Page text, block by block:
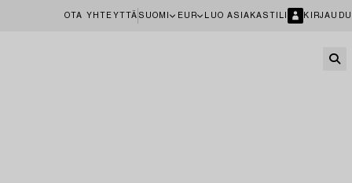
OTA YHTEYTTÄ SUOMI EUR LUO ASIAKASTILI KIRJAUDU